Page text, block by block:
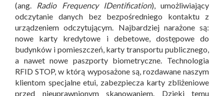
(ang. Radio Frequency IDentification), umożliwiający
odczytanie danych bez bezpośredniego kontaktu z
urządzeniem odczytującym. Najbardziej narażone są:
nowe karty kredytowe i debetowe, dostępowe do
budynków i pomieszczeń, karty transportu publicznego,
a nawet nowe paszporty biometryczne. Technologia
RFID STOP, w którą wyposażone są, rozdawane naszym
klientom specjalne etui, zabezpiecza karty zbliżeniowe
przed nieuprawnionym skanowaniem. Dzięki temu